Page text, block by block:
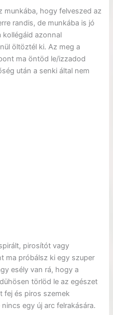
munkába, hogy felveszed az
randis, de munkába is jó
azonnal
öltöztél ki. Az meg a
ma öntöd le/izzadod
után a senki által nem
pirosítót vagy
ma próbálsz ki egy szuper
esély van rá, hogy a
törlöd le az egészet
fej és piros szemek
egy új arc felrakására.